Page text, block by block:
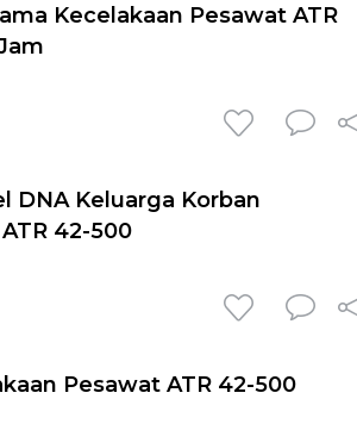
Kecelakaan Pesawat ATR
DNA Keluarga Korban
42-500
Pesawat ATR 42-500